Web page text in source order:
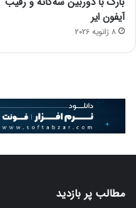
آیفون ایر
8 ژانویه 2026
مطالب پر بازدید